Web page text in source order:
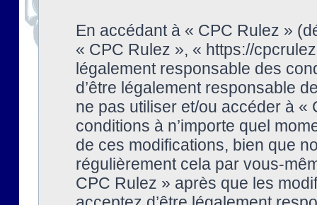
En accédant à « CPC Rulez »
« CPC Rulez », « https://
légalement responsable des
d’être légalement responsable
ne pas utiliser et/ou accéder à
conditions à n’importe quel
de ces modifications, bien que
régulièrement cela par vous-
CPC Rulez » après que les